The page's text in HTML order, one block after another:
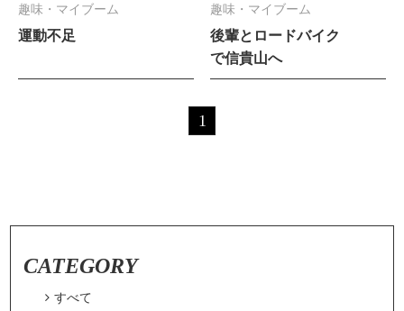
趣味・マイブーム
運動不足
趣味・マイブーム
後輩とロードバイク
で信貴山へ
1
CATEGORY
 すべて